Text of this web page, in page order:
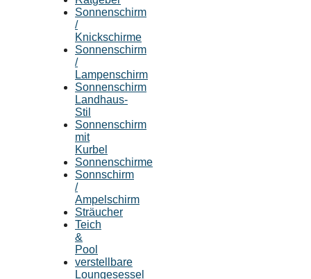
Sonnenschirm
/
Knickschirme
Sonnenschirm
/
Lampenschirm
Sonnenschirm
Landhaus-
Stil
Sonnenschirm
mit
Kurbel
Sonnenschirme
Sonnschirm
/
Ampelschirm
Sträucher
Teich
&
Pool
verstellbare
Loungesessel